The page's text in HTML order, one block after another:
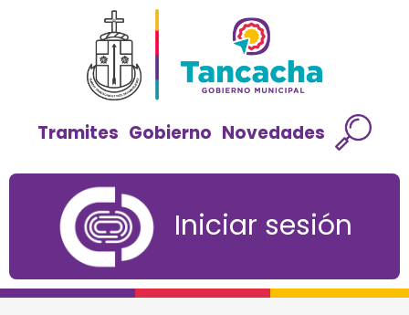
Tramites Gobierno Novedades
Iniciar sesión